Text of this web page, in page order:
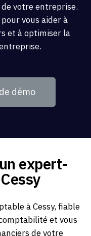
votre entreprise.
vous aider à
et à optimiser la
démo
expert-
à Cessy, fiable
et vous
de votre